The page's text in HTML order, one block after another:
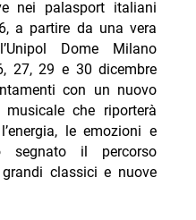
nei palasport italiani
a partire da una vera
Dome Milano
27, 29 e 30 dicembre
con un nuovo
che riporterà
le emozioni e
segnato il percorso
classici e nuove